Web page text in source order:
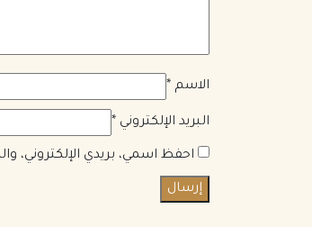
الاسم *
البريد الإلكتروني *
احفظ اسمي، بريدي الإلكتروني،